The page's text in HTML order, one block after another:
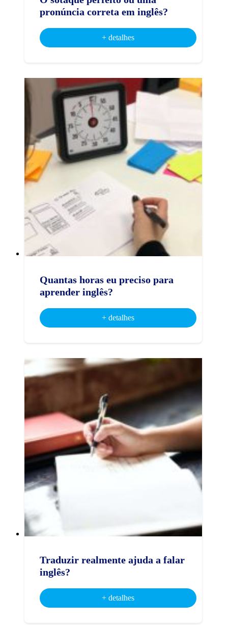
pronúncia correta em inglês?
+ detalhes
Quantas horas eu preciso para
aprender inglês?
+ detalhes
Traduzir realmente ajuda a falar
inglês?
+ detalhes